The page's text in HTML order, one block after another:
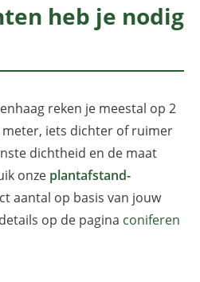
heb je nodig
reken je meestal op 2
iets dichter of ruimer
dichtheid en de maat
onze plantafstand-
aantal op basis van jouw
op de pagina coniferen